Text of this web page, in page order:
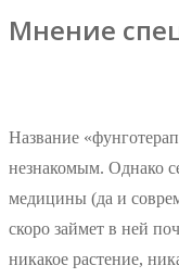
Мнение
Название
незнакомым. Однако
медицины (да и
скоро займет в ней
никакое растение,